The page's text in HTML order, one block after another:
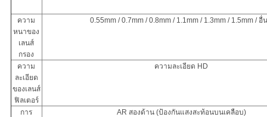
ความ
หนาของ
เลนส์
กรอง
0.55mm / 0.7mm / 0.8mm / 1.1mm / 1.3mm / 1.5mm / อื่
ความ
ละเอียด
ของเลนส์
ฟิลเตอร์
ความละเอียด HD
การ
AR สองด้าน (ป้องกันแสงสะท้อนบนเคลือบ)